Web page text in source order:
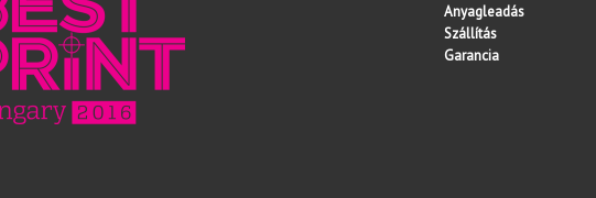
Anyagleadás
Szállítás
Garancia